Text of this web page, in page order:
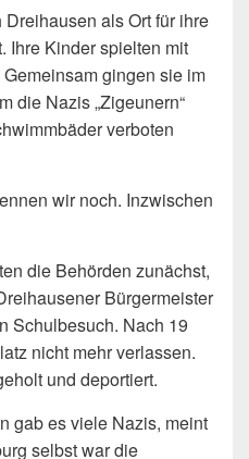
als Ort für ihre
Ihre Kinder spielten mit
gingen sie im
die Nazis „Zigeunern“
verboten
wir noch. Inzwischen
die Behörden zunächst,
Bürgermeister
Schulbesuch. Nach 19
nicht mehr verlassen.
und deportiert.
gab es viele Nazis, meint
selbst war die